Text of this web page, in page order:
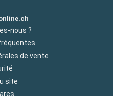
nous ?
de vente
site